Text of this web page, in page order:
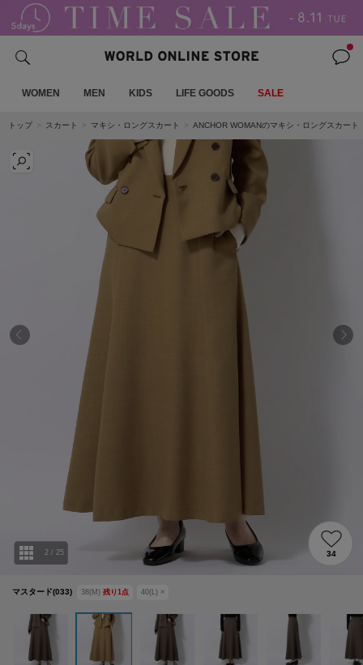
WOMEN MEN KIDS LIFE GOODS SALE
トップ スカート マキシ・ロングスカート ANCHOR WOMANのマキシ・ロングスカート
マスタード(033) 38(M) 残り 1 点 40(L) ×
2 / 25 34